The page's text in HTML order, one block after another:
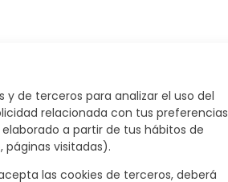
y de terceros para analizar el uso del
relacionada con tus preferencias
a partir de tus hábitos de
visitadas).
las cookies de terceros, deberá